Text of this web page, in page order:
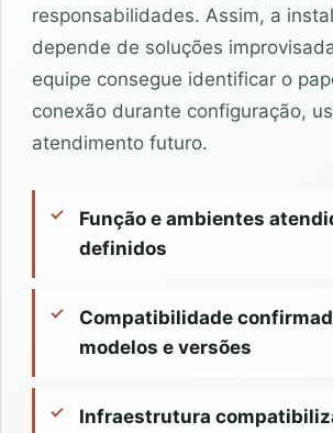
responsabilidades. Assim, a
depende de soluções
equipe consegue identificar o
conexão durante configuração,
atendimento futuro.
Função e ambientes
definidos
Compatibilidade
modelos e versões
Infraestrutura